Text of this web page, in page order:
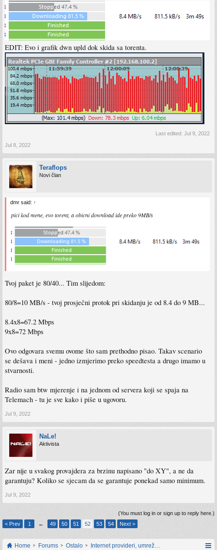
EDIT: Evo i grafik dwn upld dok skida sa torenta.
Last edited: Jul 9, 2022
Jul 8, 2022
Teraflops
Novi član
dmr said: ↑
pici kod mene, evo torent, a obicni download ide preko 9MB/s
Tvoj paket je 80/40... Tim slijedom:
80/8=10 MB/s - tvoj prosječni protok pri skidanju je od 8.4 do 9 MB...
8.4x8=67.2 Mbps
9x8=72 Mbps
Ovo odgovara svemu ovome što sam prethodno pisao. Takav scenario
se dešava i meni - jedno izmjerimo preko speedtesta a drugo imamo u
stvarnosti.
Radio sam btw mjerenje i na jednom od servera koji se spaja na
Telemach - tu je sve kako i piše u ugovoru.
Jul 9, 2022
NaLe!
Aktivista
Zar nije u svakog provajdera za brzinu napisano "do XY", a ne da
garantuju? Koliko se sjecam da se garantuje ponekad samo minimum.
Jul 9, 2022
(You must log in or sign up to reply here.)
< Prev
1 ← 49 50 51 52 53 54 Next >
Home Forums Ostalo Internet provideri, umrežavanje i web servisi